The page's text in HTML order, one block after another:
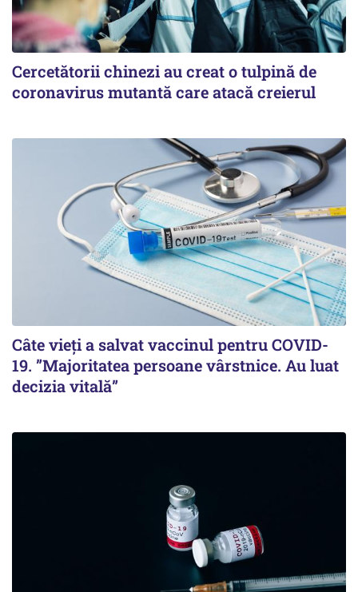
Cercetătorii chinezi au creat o tulpină de
coronavirus mutantă care atacă creierul
Câte vieți a salvat vaccinul pentru COVID-
19. ”Majoritatea persoane vârstnice. Au luat
decizia vitală”